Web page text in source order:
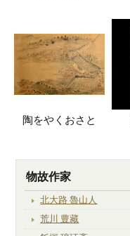
陶をやくおさと
物故作家
北大路 魯山人
荒川 豊藏